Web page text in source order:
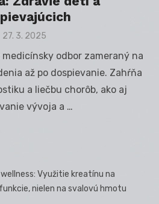
Posted
27. 3. 2025
odbor zameraný na
až po dospievanie. Zahŕňa
a liečbu chorôb, ako aj
vývoja a …
Využitie kreatínu na
nielen na svalovú hmotu